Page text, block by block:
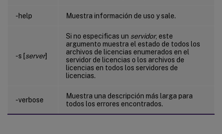
-help Muestra información de uso y sale.
-s [server]
Si no especificas un servidor, este
argumento muestra el estado de todos los
archivos de licencias enumerados en el
servidor de licencias o los archivos de
licencias en todos los servidores de
licencias.
-verbose
Muestra una descripción más larga para
todos los errores encontrados.